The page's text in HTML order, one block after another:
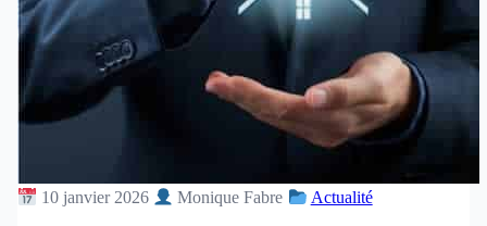
10 janvier 2026 Monique Fabre Actualité